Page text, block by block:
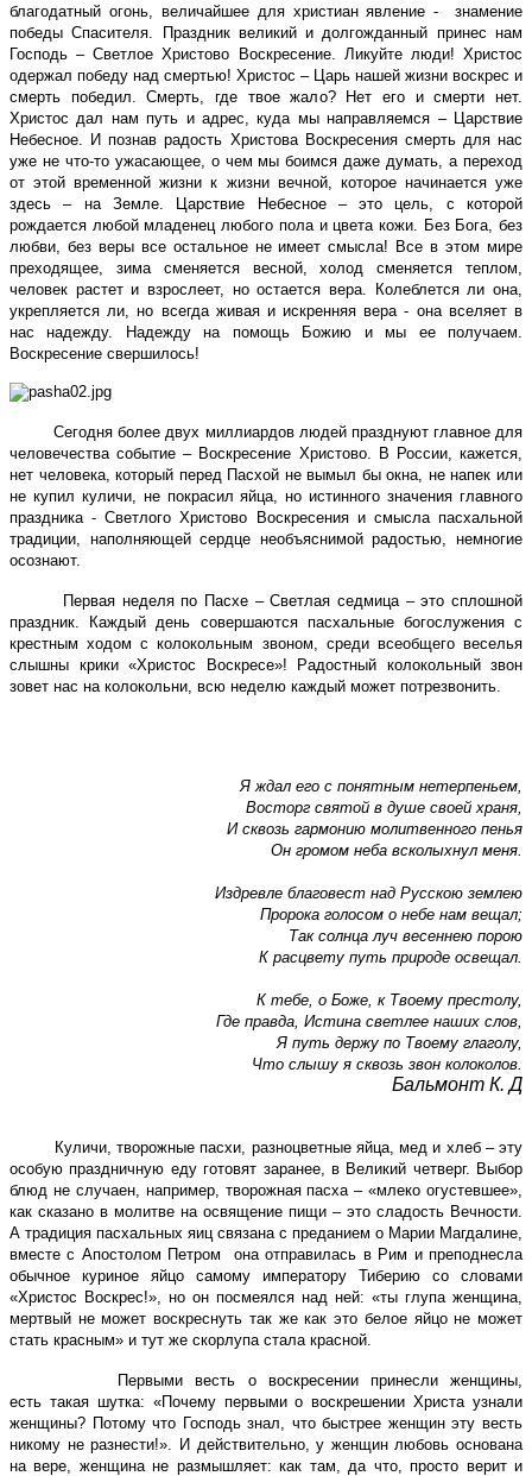
благодатный огонь, величайшее для христиан явление - знамение
победы Спасителя. Праздник великий и долгожданный принес нам
Господь – Светлое Христово Воскресение. Ликуйте люди! Христос
одержал победу над смертью! Христос – Царь нашей жизни воскрес и
смерть победил. Смерть, где твое жало? Нет его и смерти нет.
Христос дал нам путь и адрес, куда мы направляемся – Царствие
Небесное. И познав радость Христова Воскресения смерть для нас
уже не что-то ужасающее, о чем мы боимся даже думать, а переход
от этой временной жизни к жизни вечной, которое начинается уже
здесь – на Земле. Царствие Небесное – это цель, с которой
рождается любой младенец любого пола и цвета кожи. Без Бога, без
любви, без веры все остальное не имеет смысла! Все в этом мире
преходящее, зима сменяется весной, холод сменяется теплом,
человек растет и взрослеет, но остается вера. Колеблется ли она,
укрепляется ли, но всегда живая и искренняя вера - она вселяет в
нас надежду. Надежду на помощь Божию и мы ее получаем.
Воскресение свершилось!
Сегодня более двух миллиардов людей празднуют главное для
человечества событие – Воскресение Христово. В России, кажется,
нет человека, который перед Пасхой не вымыл бы окна, не напек или
не купил куличи, не покрасил яйца, но истинного значения главного
праздника - Светлого Христово Воскресения и смысла пасхальной
традиции, наполняющей сердце необъяснимой радостью, немногие
осознают.
Первая неделя по Пасхе – Светлая седмица – это сплошной
праздник. Каждый день совершаются пасхальные богослужения с
крестным ходом с колокольным звоном, среди всеобщего веселья
слышны крики «Христос Воскресе»! Радостный колокольный звон
зовет нас на колокольни, всю неделю каждый может потрезвонить.
Я ждал его с понятным нетерпеньем,
Восторг святой в душе своей храня,
И сквозь гармонию молитвенного пенья
Он громом неба всколыхнул меня.
Издревле благовест над Русскою землею
Пророка голосом о небе нам вещал;
Так солнца луч весеннею порою
К расцвету путь природе освещал.
К тебе, о Боже, к Твоему престолу,
Где правда, Истина светлее наших слов,
Я путь держу по Твоему глаголу,
Что слышу я сквозь звон колоколов.
Бальмонт К. Д
Куличи, творожные пасхи, разноцветные яйца, мед и хлеб – эту
особую праздничную еду готовят заранее, в Великий четверг. Выбор
блюд не случаен, например, творожная пасха – «млеко огустевшее»,
как сказано в молитве на освящение пищи – это сладость Вечности.
А традиция пасхальных яиц связана с преданием о Марии Магдалине,
вместе с Апостолом Петром она отправилась в Рим и преподнесла
обычное куриное яйцо самому императору Тиберию со словами
«Христос Воскрес!», но он посмеялся над ней: «ты глупа женщина,
мертвый не может воскреснуть так же как это белое яйцо не может
стать красным» и тут же скорлупа стала красной.
Первыми весть о воскресении принесли женщины,
есть такая шутка: «Почему первыми о воскрешении Христа узнали
женщины? Потому что Господь знал, что быстрее женщин эту весть
никому не разнести!». И действительно, у женщин любовь основана
на вере, женщина не размышляет: как там, да что, просто верит и